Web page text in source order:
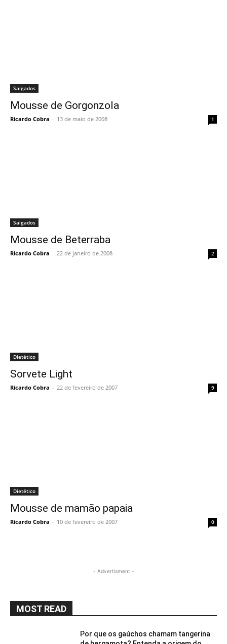
Salgados
Mousse de Gorgonzola
Ricardo Cobra - 13 de maio de 2008 1
Salgados
Mousse de Beterraba
Ricardo Cobra - 22 de janeiro de 2008 2
Dietético
Sorvete Light
Ricardo Cobra - 22 de fevereiro de 2007 9
Dietético
Mousse de mamão papaia
Ricardo Cobra - 10 de fevereiro de 2007 0
- Advertisment -
MOST READ
Por que os gaúchos chamam tangerina